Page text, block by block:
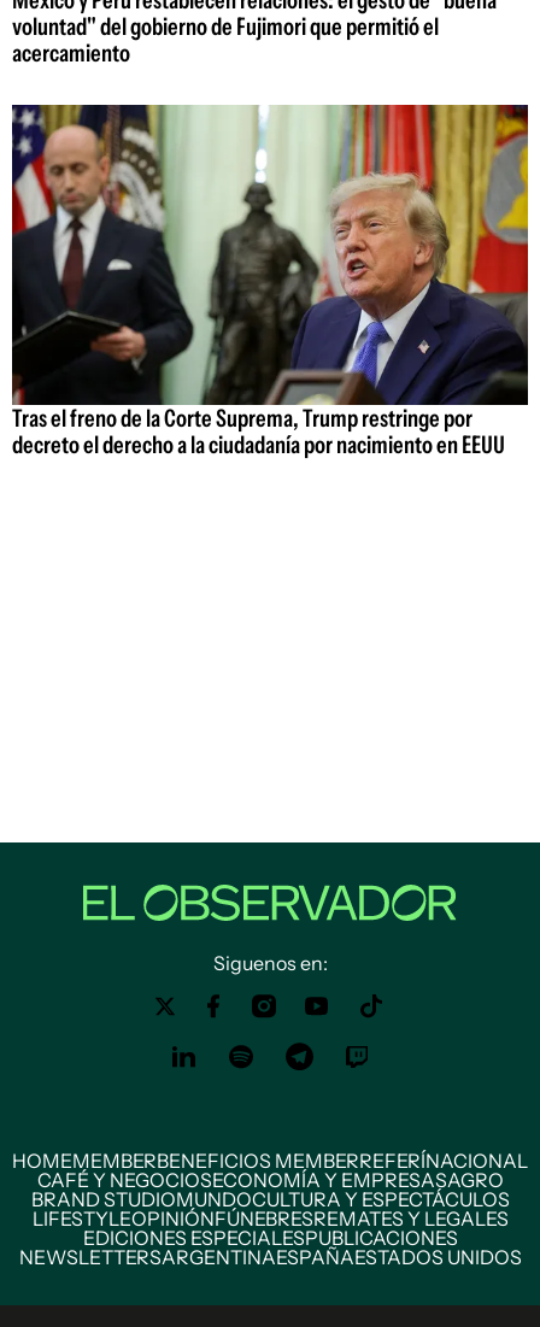
voluntad" del gobierno de Fujimori que permitió el
acercamiento
Tras el freno de la Corte Suprema, Trump restringe por
decreto el derecho a la ciudadanía por nacimiento en EEUU
Siguenos en:
HOMEMEMBERBENEFICIOS MEMBERREFERÍNACIONAL
CAFÉ Y NEGOCIOSECONOMÍA Y EMPRESASAGRO
BRAND STUDIOMUNDOCULTURA Y ESPECTÁCULOS
LIFESTYLEOPINIÓNFÚNEBRESREMATES Y LEGALES
EDICIONES ESPECIALESPUBLICACIONES
NEWSLETTERSARGENTINAESPAÑAESTADOS UNIDOS